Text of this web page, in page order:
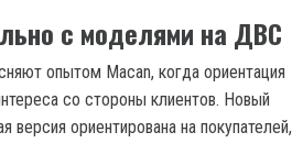
с моделями на ДВС
опытом Macan, когда ориентация
со стороны клиентов. Новый
версия ориентирована на покупателей,